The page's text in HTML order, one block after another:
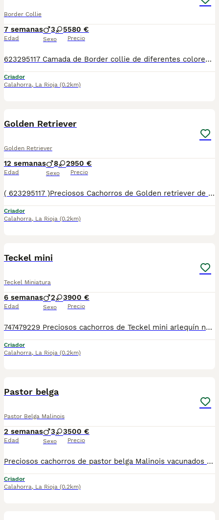
Border Collie
7 semanas
Edad
3 5
Sexo
580 €
Precio
623295117 Camada de Border collie de diferentes colores todos están vacunados desparasitado con cartilla de vacunación con su contrato de garantía genético por escrito padres de concurso muy bien cuidado criado en un ambiente familiar llámame sin compromiso entregamos en cualquier parte de España
Criador
Calahorra, La Rioja (0.2km)
Golden Retriever
Golden Retriever
12 semanas
Edad
8 2
Sexo
950 €
Precio
( 623295117 )Preciosos Cachorros de Golden retriever de buena morfología de buenos padres, vacunados desparasitado con cartilla de vacunación con su contrato de garantía vírico y genético por escrito. Todas nuestras entregas se realizan en mano en cualquier parte de España criados en ambientes familiar. Háblame sin compromiso. Llámame para cualquier consulta,. Entregas 747479229
Criador
Calahorra, La Rioja (0.2km)
Teckel mini
Teckel Miniatura
6 semanas
Edad
2 3
Sexo
900 €
Precio
747479229 Preciosos cachorros de Teckel mini arlequín negro fuego Maron chocolate arlequín todos nuestros cachorros están vacunados desparasitados cartilla sanitaria garantía vírica y genética por escrito llamadas y wasap 747479229
Criador
Calahorra, La Rioja (0.2km)
Pastor belga
Pastor Belga Malinois
2 semanas
Edad
3 3
Sexo
500 €
Precio
Preciosos cachorros de pastor belga Malinois vacunados desparasitados cartilla sanitaria garantía vírica y genética por escrito de buenos padres y buena morfología una verdadera monada no te quedes sin el tuyo llámame sin compromiso
Criador
Calahorra, La Rioja (0.2km)